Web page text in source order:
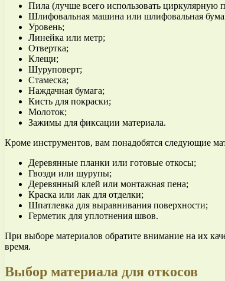
Пила (лучше всего использовать циркулярную
Шлифовальная машина или шлифовальная
Уровень;
Линейка или метр;
Отвертка;
Клещи;
Шуруповерт;
Стамеска;
Наждачная бумага;
Кисть для покраски;
Молоток;
Зажимы для фиксации материала.
Кроме инструментов, вам понадобятся следующие
Деревянные планки или готовые откосы;
Гвозди или шурупы;
Деревянный клей или монтажная пена;
Краска или лак для отделки;
Шпатлевка для выравнивания поверхности;
Герметик для уплотнения швов.
При выборе материалов обратите внимание на их
время.
Выбор материала для откосов